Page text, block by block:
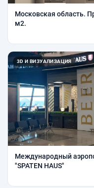
Московская область.
м2.
3D И ВИЗУАЛИЗАЦИЯ
Международный
"SPATEN HAUS"